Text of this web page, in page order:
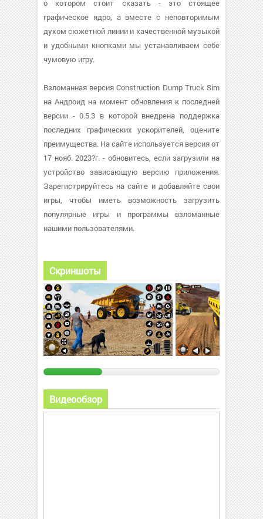
о котором стоит сказать - это стоящее
графическое ядро, а вместе с неповторимым
духом сюжетной линии и качественной музыкой
и удобными кнопками мы устанавливаем себе
чумовую игру.
Взломанная версия Construction Dump Truck Sim
на Андроид на момент обновления к последней
версии - 0.5.3 в которой внедрена поддержка
последних графических ускорителей, оцените
преимущества. На сайте используется версия от
17 нояб. 2023?г. - обновитесь, если загрузили на
устройство зависающую версию приложения.
Зарегистрируйтесь на сайте и добавляйте свои
игры, чтобы иметь возможность загрузить
популярные игры и программы взломанные
нашими пользователями.
Скриншоты
Видеообзор